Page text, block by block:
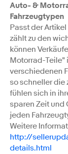
Auto- &
Fahrzeugtypen
Passt der
zählt zu den
können
Motorrad-Teile"
verschiedenen
so schneller die
fühlen sich in
sparen Zeit und
jeden
Weitere
http://
details.html